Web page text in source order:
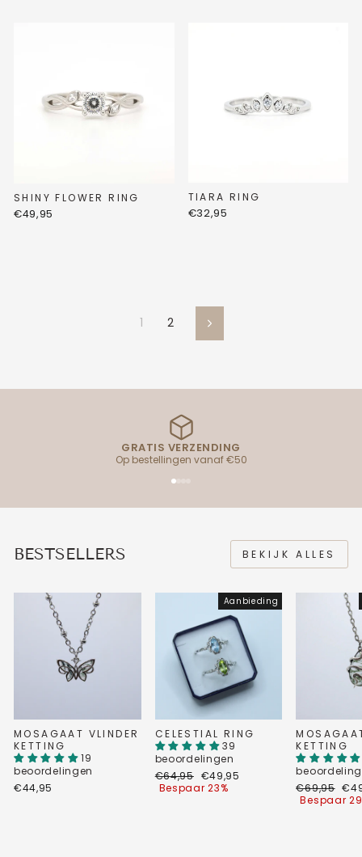
SHINY FLOWER RING
€49,95
TIARA RING
€32,95
1 2 Volgende
GRATIS VERZENDING
Op bestellingen vanaf €50
BESTSELLERS BEKIJK ALLES
MOSAGAAT VLINDER
KETTING
19
beoordelingen
€44,95
Aanbieding
CELESTIAL RING
39
beoordelingen
Normale
prijs
€64,95 Verkoopprijs
€49,95
Bespaar 23%
KETTING
Normale
prijs
€69,95
Bespaar